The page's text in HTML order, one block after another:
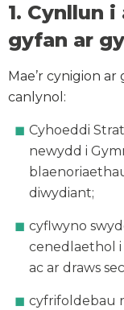
1. Cynllun
gyfan ar
Mae’r cynigion
canlynol:
Cyhoeddi
newydd i
diwydiant;
cyflwyno
cenedlaethol
ac ar draws
cyfrifoldebau